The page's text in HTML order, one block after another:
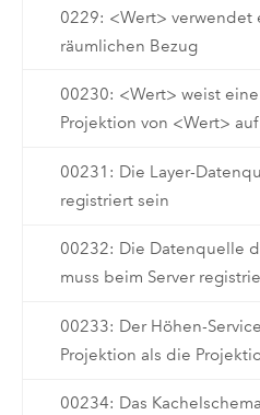
0229: <Wert>
räumlichen Bezug
00230: <Wert> weist
Projektion von <Wert> auf
00231: Die Layer-
registriert sein
00232: Die Datenquelle
muss beim Server
00233: Der Höhen-
Projektion als die
00234: Das